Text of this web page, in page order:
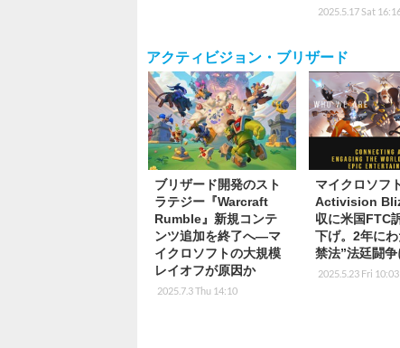
2025.5.17 Sat
アクティビジョン・ブリザード
ブリザード開発のスト
ラテジー『Warcraft
Rumble』新規コンテ
ンツ追加を終了へ―マ
イクロソフトの大規模
レイオフが原因か
2025.7.3 Thu 14:10
マイクロソフ
Activision
収に米国FTC
下げ。2年に
禁法”法廷闘
2025.5.23 Fri 10:03